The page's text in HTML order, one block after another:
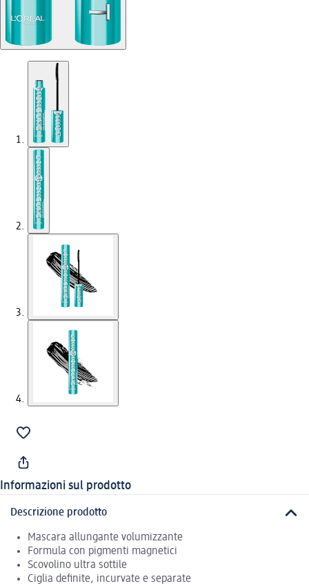
Informazioni sul prodotto
Descrizione prodotto
Mascara allungante volumizzante
Formula con pigmenti magnetici
Scovolino ultra sottile
Ciglia definite, incurvate e separate